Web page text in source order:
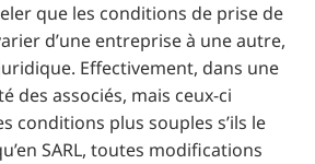
que les conditions de prise de
d’une entreprise à une autre,
Effectivement, dans une
des associés, mais ceux-ci
conditions plus souples s’ils le
SARL, toutes modifications